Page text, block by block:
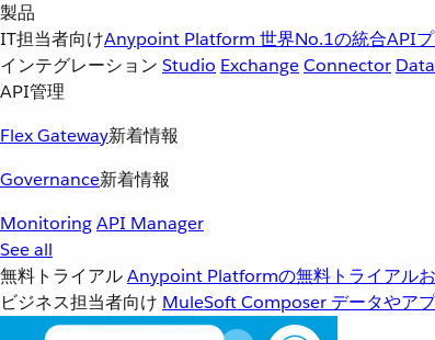
製品
IT担当者向けAnypoint Platform 世界No.1の統合API
インテグレーション Studio ExchangeConnector
API管理
Flex Gateway新着情報
Governance新着情報
MonitoringAPI Manager
See all
無料トライアルAnypoint Platformの無料トライアル
ビジネス担当者向け MuleSoft Composer データやア